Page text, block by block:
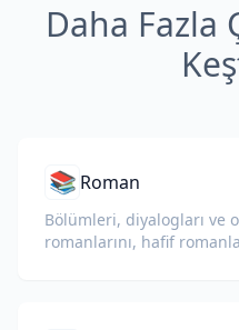
Daha Fazla
📚 Roman
Bölümleri, diyalogları ve
romanlarını, hafif